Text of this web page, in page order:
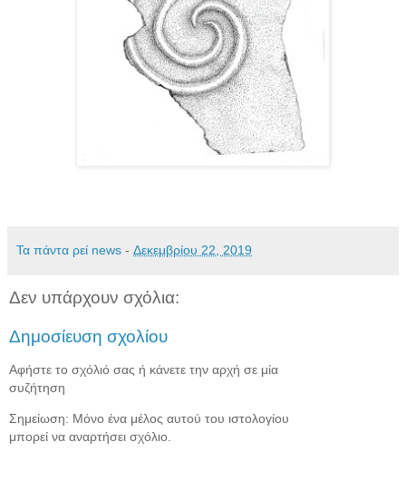
Τα πάντα ρεί news - Δεκεμβρίου 22, 2019
Δεν υπάρχουν σχόλια:
Δημοσίευση σχολίου
Αφήστε το σχόλιό σας ή κάνετε την αρχή σε μία
συζήτηση
Σημείωση: Μόνο ένα μέλος αυτού του ιστολογίου
μπορεί να αναρτήσει σχόλιο.